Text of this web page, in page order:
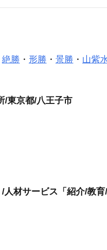
絶勝 ・ 形勝 ・ 景勝 ・ 山紫
/東京都/八王子市
材サービス「紹介/教育/